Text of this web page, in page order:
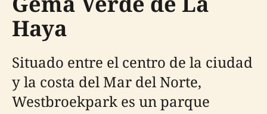
Haya
Situado entre el centro de la ciudad
y la costa del Mar del Norte,
Westbroekpark es un parque